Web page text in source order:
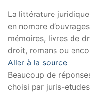
La littérature
en nombre
mémoires, livres de
droit, romans ou
Aller à la source
Beaucoup de
choisi par juris-